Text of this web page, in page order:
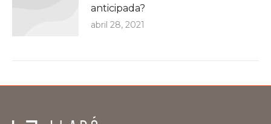
anticipada?
abril 28, 2021